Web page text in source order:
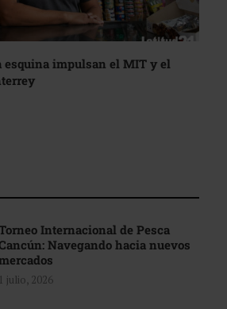
esquina impulsan el MIT y el
Internacional de Pesca
Navegando hacia nuevos
1 julio, 2026